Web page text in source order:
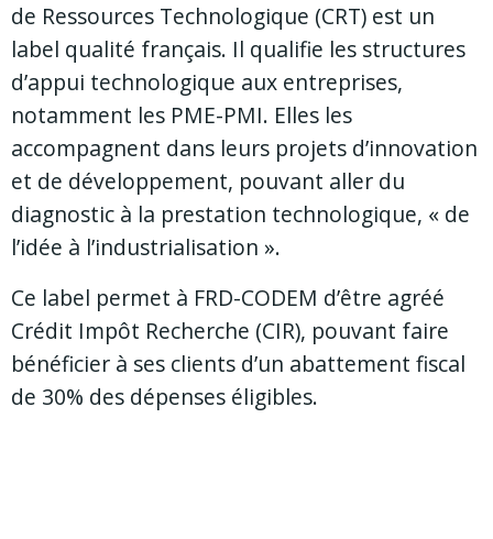
de Ressources Technologique (CRT) est un
label qualité français. Il qualifie les structures
d’appui technologique aux entreprises,
notamment les PME-PMI. Elles les
accompagnent dans leurs projets d’innovation
et de développement, pouvant aller du
diagnostic à la prestation technologique, « de
l’idée à l’industrialisation ».
Ce label permet à FRD-CODEM d’être agréé
Crédit Impôt Recherche (CIR), pouvant faire
bénéficier à ses clients d’un abattement fiscal
de 30% des dépenses éligibles.